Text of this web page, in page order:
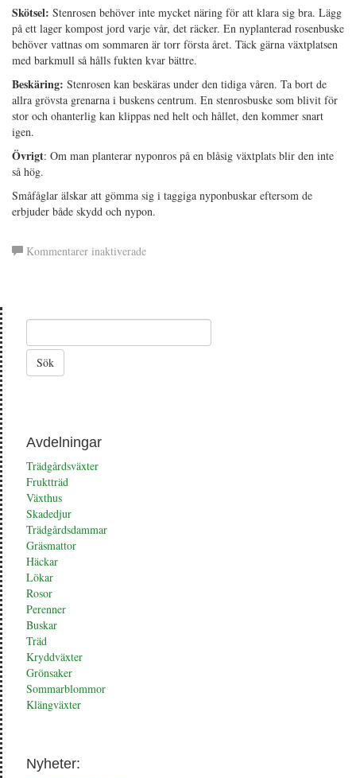
Skötsel: Stenrosen behöver inte mycket näring för att klara sig bra. Lägg
på ett lager kompost jord varje vår, det räcker. En nyplanterad rosenbuske
behöver vattnas om sommaren är torr första året. Täck gärna växtplatsen
med barkmull så hålls fukten kvar bättre.
Beskäring: Stenrosen kan beskäras under den tidiga våren. Ta bort de
allra grövsta grenarna i buskens centrum. En stenrosbuske som blivit för
stor och ohanterlig kan klippas ned helt och hållet, den kommer snart
igen.
Övrigt: Om man planterar nyponros på en blåsig växtplats blir den inte
så hög.
Småfåglar älskar att gömma sig i taggiga nyponbuskar eftersom de
erbjuder både skydd och nypon.
Kommentarer inaktiveradeför
Avdelningar
Trädgårdsväxter
Fruktträd
Växthus
Skadedjur
Trädgårdsdammar
Gräsmattor
Häckar
Lökar
Rosor
Perenner
Buskar
Träd
Kryddväxter
Grönsaker
Sommarblommor
Klängväxter
Nyheter: